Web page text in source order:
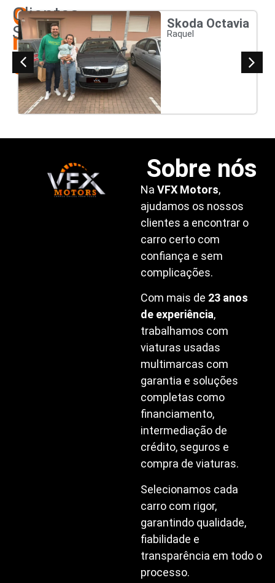
Os
nossos
clientes
Clientes
Satisfeitos
Skoda Octavia
Raquel
Sobre nós
NaVFX Motors,
ajudamos os nossos
clientes a encontrar o
carro certo com
confiança e sem
complicações.
Com mais de 23 anos
de experiência,
trabalhamos com
viaturas usadas
multimarcas com
garantia e soluções
completas como
financiamento,
intermediação de
crédito, seguros e
compra de viaturas.
Selecionamos cada
carro com rigor,
garantindo qualidade,
fiabilidade e
transparência em todo o
processo.